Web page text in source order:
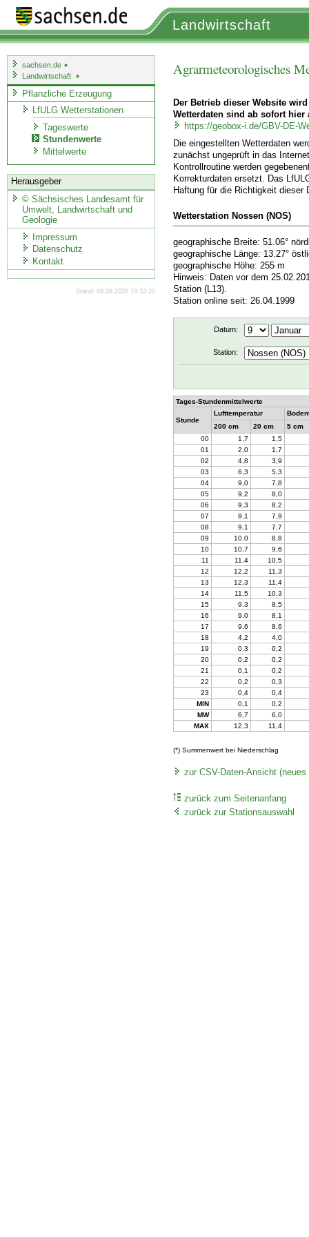
Landwirtschaft
sachsen.de
Landwirtschaft
Pflanzliche Erzeugung
LfULG Wetterstationen
Tageswerte
Stundenwerte
Mittelwerte
Herausgeber
©Sächsisches Landesamt für
Umwelt, Landwirtschaft und
Geologie
Impressum
Datenschutz
Kontakt
Stand: 08.08.2026 19:33:20
Agrarmeteorologisches
Der Betrieb dieser Website
Wetterdaten sind ab sofort hier
https://geobox-i.de/GBV-DE-
Die eingestellten Wetterdaten
zunächst ungeprüft in das
Kontrollroutine werden
Korrekturdaten ersetzt. Das
Haftung für die Richtigkeit dieser
Wetterstation Nossen (NOS)
geographische Breite: 51.06°
geographische Länge: 13.27°
geographische Höhe: 255 m
Hinweis: Daten vor dem
Station (L13).
Station online seit: 26.04.1999
Datum:
Station:
Tages-Stundenmittelwerte
Stunde
Lufttemperatur
200 cm
20 cm
5 cm
00
1,7
1,5
01
2,0
1,7
02
4,8
3,9
03
6,3
5,3
04
9,0
7,8
05
9,2
8,0
06
9,3
8,2
07
9,1
7,9
08
9,1
7,7
09
10,0
8,8
10
10,7
9,6
11
11,4
10,5
12
12,2
11,3
13
12,3
11,4
14
11,5
10,3
15
9,3
8,5
16
9,0
8,1
17
9,6
8,6
18
4,2
4,0
19
0,3
0,2
20
0,2
0,2
21
0,1
0,2
22
0,2
0,3
23
0,4
0,4
MIN
0,1
0,2
MW
6,7
6,0
MAX
12,3 11,4
(*) Summenwert bei Niederschlag
zur CSV-Daten-Ansicht
zurück zum Seitenanfang
zurück zur Stationsauswahl